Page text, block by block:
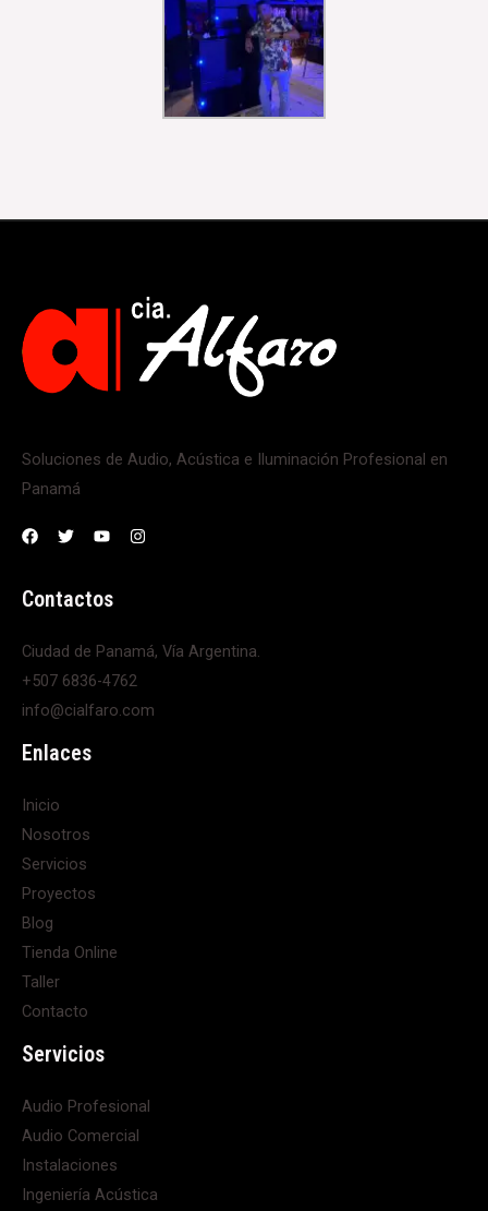
Soluciones de Audio, Acústica e Iluminación Profesional en
Panamá
Contactos
Ciudad de Panamá, Vía Argentina.
+507 6836-4762
info@cialfaro.com
Enlaces
Inicio
Nosotros
Servicios
Proyectos
Blog
Tienda Online
Taller
Contacto
Servicios
Audio Profesional
Audio Comercial
Instalaciones
Ingeniería Acústica